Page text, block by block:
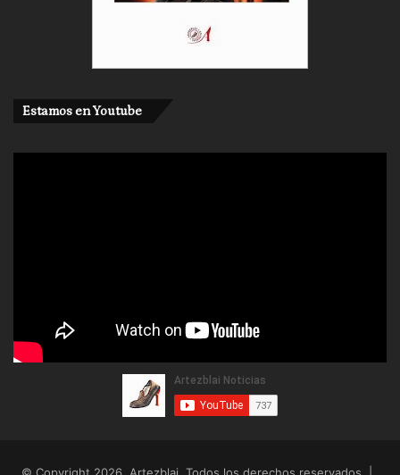
Estamos en Youtube